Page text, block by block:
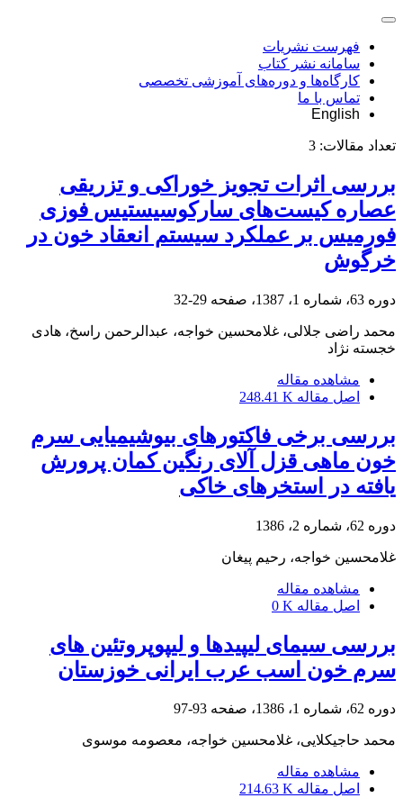
فهرست نشریات
سامانه نشر کتاب
کارگاه‌ها و دوره‌های آموزشی تخصصی
تماس با ما
English
تعداد مقالات: 3
بررسی اثرات تجویز خوراکی و تزریقی
عصاره کیست‌های سارکوسیستیس فوزی
فورمیس ‌بر عملکرد سیستم انعقاد خون در
خرگوش
دوره 63، شماره 1، 1387، صفحه 29-32
محمد راضی جلالی، غلامحسین خواجه، عبدالرحمن راسخ، هادی
خجسته نژاد
مشاهده مقاله
اصل مقاله 248.41 K
بررسی برخی فاکتورهای بیوشیمیایی سرم
خون ماهی قزل آلای رنگین کمان پرورش
یافته در استخرهای خاکی
دوره 62، شماره 2، 1386
غلامحسین خواجه، رحیم پیغان
مشاهده مقاله
اصل مقاله 0 K
بررسی سیمای لیپیدها و لیپوپروتئین های
سرم خون اسب عرب ایرانی خوزستان
دوره 62، شماره 1، 1386، صفحه 93-97
محمد حاجیکلایی، غلامحسین خواجه، معصومه موسوی
مشاهده مقاله
اصل مقاله 214.63 K